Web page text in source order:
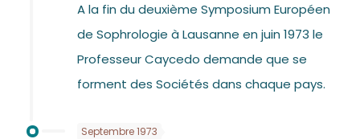
A la fin du deuxième Symposium Européen
de Sophrologie à Lausanne en juin 1973 le
Professeur Caycedo demande que se
forment des Sociétés dans chaque pays.
Septembre 1973